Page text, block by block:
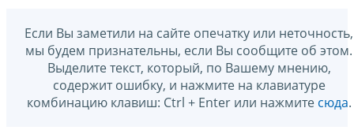
Если Вы заметили на сайте опечатку или неточность,
мы будем признательны, если Вы сообщите об этом.
Выделите текст, который, по Вашему мнению,
содержит ошибку, и нажмите на клавиатуре
комбинацию клавиш: Ctrl + Enter или нажмите сюда.